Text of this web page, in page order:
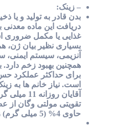
– زینک:
بدن قادر به تولید و یا
دریافت این ماده
غذایی یا مکمل ضروری
بسیاری نظیر بیان ژن،
همچنین بهبود زخم
برای حداکثر عملکرد
آقایان
تقویتی مولتی وگان از
حاوی 4% (5 میلی گرم) زینک است.